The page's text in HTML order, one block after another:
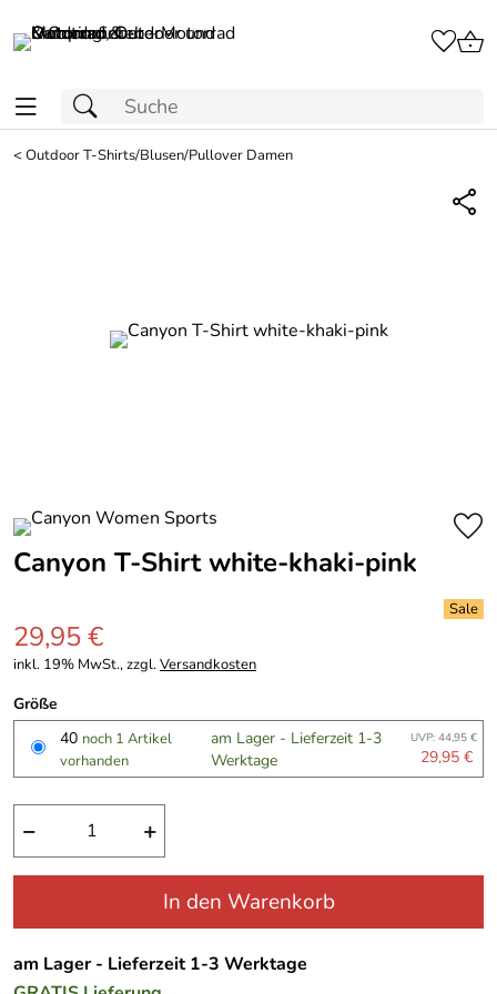
<Outdoor T-Shirts/Blusen/Pullover Damen
Canyon T-Shirt white-khaki-pink
29,95 €
inkl. 19% MwSt., zzgl.Versandkosten
Größe
40 noch 1 Artikel
vorhanden
am Lager - Lieferzeit 1-3
Werktage
UVP: 44,95 €
29,95 €
− +
In den Warenkorb
am Lager - Lieferzeit 1-3 Werktage